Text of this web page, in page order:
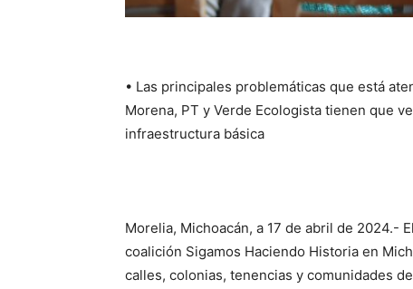
• Las principales problemáticas que está
Morena, PT y Verde Ecologista tienen que
infraestructura básica
Morelia, Michoacán, a 17 de abril de 2024.-
coalición Sigamos Haciendo Historia en
calles, colonias, tenencias y comunidades